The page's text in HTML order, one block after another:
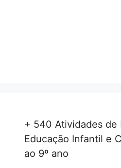
+ 540 Atividades de
Educação Infantil e
ao 9º ano